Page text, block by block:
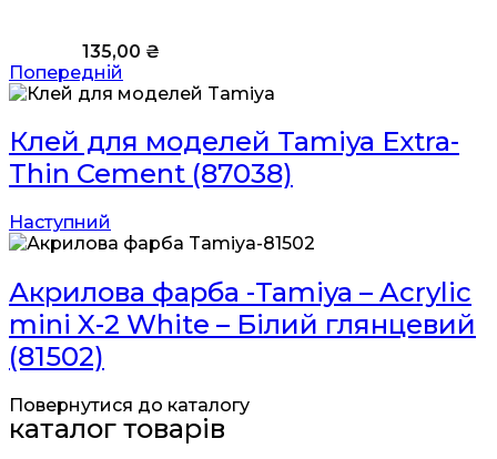
135,00 ₴
Попередній
Клей для моделей Tamiya Extra-
Thin Cement (87038)
Наступний
Акрилова фарба -Tamiya – Acrylic
mini X-2 White – Білий глянцевий
(81502)
Повернутися до каталогу
каталог товарів